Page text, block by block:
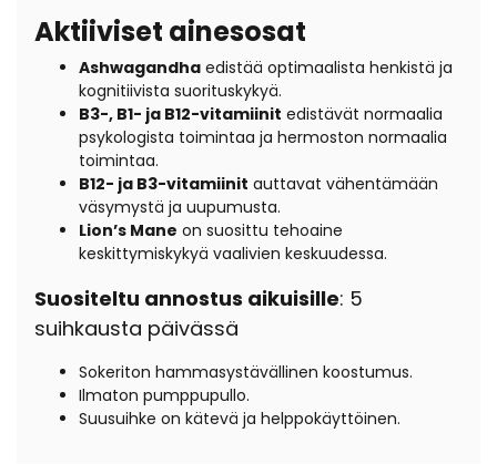
Aktiiviset ainesosat
Ashwagandha edistää optimaalista henkistä ja
kognitiivista suorituskykyä.
B3-, B1- ja B12-vitamiinit edistävät normaalia
psykologista toimintaa ja hermoston normaalia
toimintaa.
B12- ja B3-vitamiinit auttavat vähentämään
väsymystä ja uupumusta.
Lion’s Mane on suosittu tehoaine
keskittymiskykyä vaalivien keskuudessa.
Suositeltu annostus aikuisille: 5
suihkausta päivässä
Sokeriton hammasystävällinen koostumus.
Ilmaton pumppupullo.
Suusuihke on kätevä ja helppokäyttöinen.